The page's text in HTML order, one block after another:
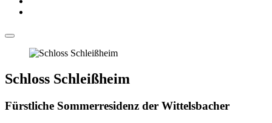
Schloss Schleißheim
Fürstliche Sommerresidenz der Wittelsbacher